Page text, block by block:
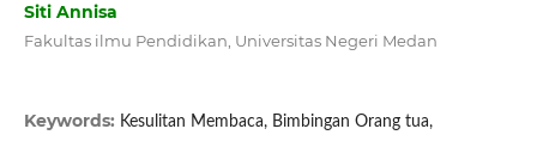
Siti Annisa
Fakultas ilmu Pendidikan, Universitas Negeri Medan
Keywords: Kesulitan Membaca, Bimbingan Orang tua,